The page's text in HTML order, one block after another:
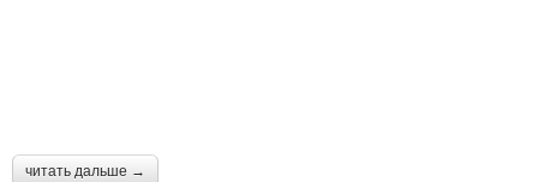
читать дальше →